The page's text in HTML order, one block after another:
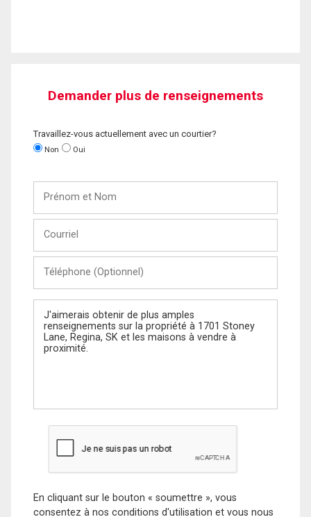
Demander plus de renseignements
Travaillez-vous actuellement avec un courtier?
Non Oui
Nom
(Optionnel)
Message
En cliquant sur le bouton « soumettre », vous
consentez à nos conditions d'utilisation et vous nous